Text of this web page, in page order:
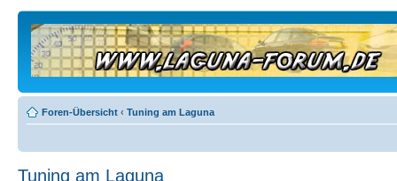
Foren-Übersicht ‹ Tuning am Laguna
Tuning am Laguna